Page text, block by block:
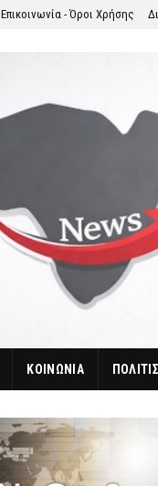
Επικοινωνία - Όροι Χρήσης
ΚΟΙΝΩΝΙΑ